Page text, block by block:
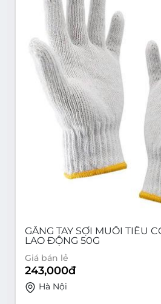
GĂNG TAY SỢI MUỐI TIÊU
LAO ĐỘNG 50G
Giá bán lẻ
243,000đ
Hà Nội